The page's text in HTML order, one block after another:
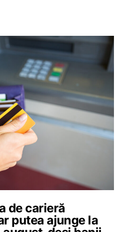
de carieră
putea ajunge la